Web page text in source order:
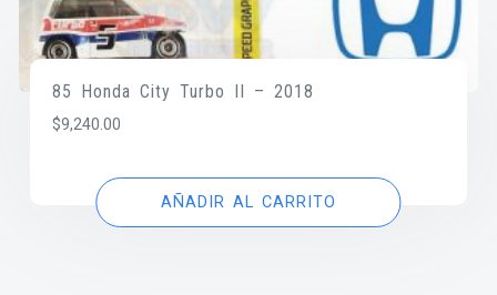
85 Honda City Turbo II – 2018
$9,240.00
AÑADIR AL CARRITO